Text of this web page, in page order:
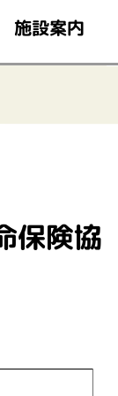
施設案内
保険協